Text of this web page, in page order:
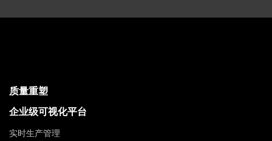
质量重塑
企业级可视化平台
实时生产管理